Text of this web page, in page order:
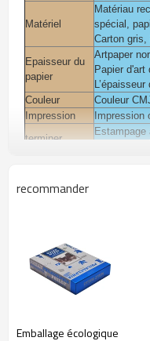
Matériel
Matériau
spécial,
Carton
Epaisseur du
papier
Artpaper
Papier
Couleur
Couleur
Impression
Impression
terminer
Estampage
Accessoires
Usage
Paquet
bougie,
Temps
d'échantillonna 3-7 jours
en œuvre
recommander
Emballage écologique